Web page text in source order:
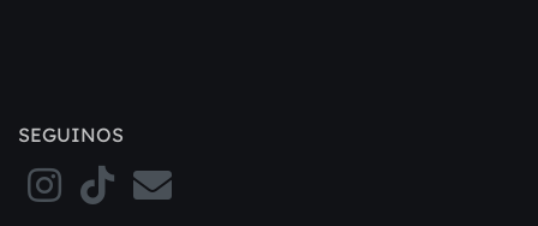
SEGUINOS